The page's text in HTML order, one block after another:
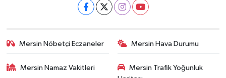
Mersin Nöbetçi Eczaneler Mersin Hava Durumu
Mersin Namaz Vakitleri
Mersin Trafik Yoğunluk